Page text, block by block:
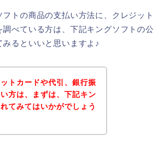
トの商品の支払い方法に、クレジット
べている方は、下記キングソフトの公
るといいと思いますよ♪
トカードや代引、銀行振
方は、まずは、下記キン
てみてはいかがでしょう